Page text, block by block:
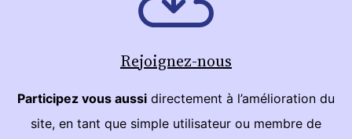
Rejoignez-nous
Participez vous aussi directement à l’amélioration du
site, en tant que simple utilisateur ou membre de